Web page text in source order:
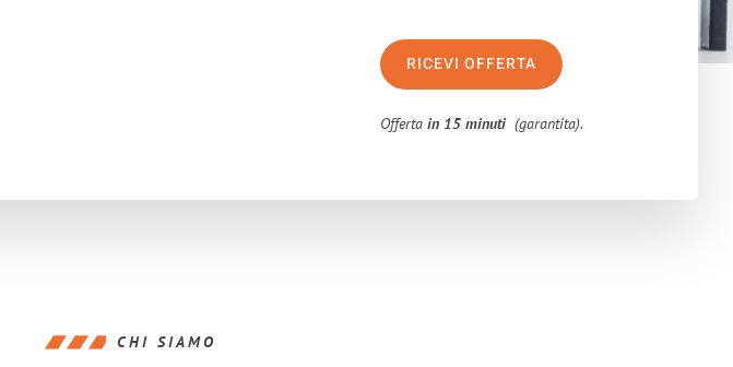
RICEVI OFFERTA
Offertain 15 minuti (garantita).
CHI SIAMO